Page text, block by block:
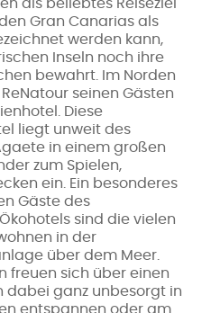
als beliebtes Reiseziel
Gran Canarias als
werden kann,
Inseln noch ihre
bewahrt. Im Norden
seinen Gästen
Diese
liegt unweit des
in einem großen
zum Spielen,
ein. Ein besonderes
Gäste des
sind die vielen
in der
über dem Meer.
freuen sich über einen
dabei ganz unbesorgt in
entspannen oder am